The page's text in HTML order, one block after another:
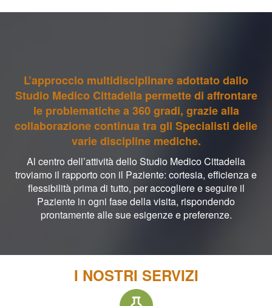
L’approccio multidisciplinare adottato dallo
Studio Medico Cittadella permette di affrontare
le problematiche a 360 gradi, grazie alla
collaborazione continua tra gli Specialisti delle
varie discipline mediche.
Al centro dell’attività dello Studio Medico Cittadella
troviamo il rapporto con il Paziente: cortesia, efficienza e
flessibilità prima di tutto, per accogliere e seguire il
Paziente in ogni fase della visita, rispondendo
prontamente alle sue esigenze e preferenze.
I NOSTRI SERVIZI